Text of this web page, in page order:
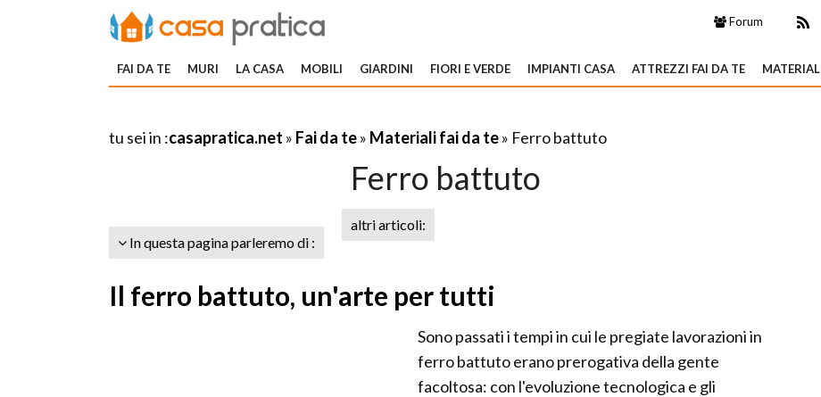
Forum
FAI DA TE MURI LA CASA MOBILI GIARDINI FIORI E VERDE IMPIANTI CASA ATTREZZI FAI DA TE
tu sei in :casapratica.net » Fai da te» Materiali fai da te» Ferro battuto
Ferro battuto
In questa pagina parleremo di :
altri articoli:
Il ferro battuto, un'arte per tutti
Sono passati i tempi in cui le pregiate lavorazioni in
ferro battuto erano prerogativa della gente
facoltosa: con l'evoluzione tecnologica e gli